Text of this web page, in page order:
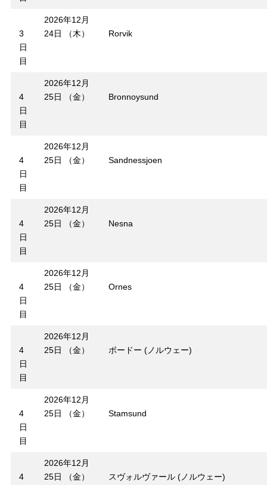
3
日
目
2026年12月
24日 （木）
Rorvik
4
日
目
2026年12月
25日 （金）
Bronnoysund
4
日
目
2026年12月
25日 （金）
Sandnessjoen
4
日
目
2026年12月
25日 （金）
Nesna
4
日
目
2026年12月
25日 （金）
Ornes
4
日
目
2026年12月
25日 （金）
ボードー (ノルウェー)
4
日
目
2026年12月
25日 （金）
Stamsund
4
2026年12月
25日 （金）
スヴォルヴァール (ノルウェー)